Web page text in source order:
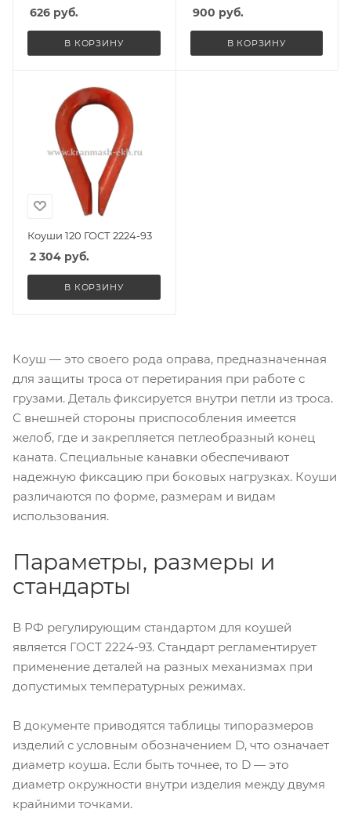
626 руб.
В КОРЗИНУ
900 руб.
В КОРЗИНУ
Коуши 120 ГОСТ 2224-93
2 304 руб.
В КОРЗИНУ
Коуш — это своего рода оправа, предназначенная
для защиты троса от перетирания при работе с
грузами. Деталь фиксируется внутри петли из троса.
С внешней стороны приспособления имеется
желоб, где и закрепляется петлеобразный конец
каната. Специальные канавки обеспечивают
надежную фиксацию при боковых нагрузках. Коуши
различаются по форме, размерам и видам
использования.
Параметры, размеры и
стандарты
В РФ регулирующим стандартом для коушей
является ГОСТ 2224-93. Стандарт регламентирует
применение деталей на разных механизмах при
допустимых температурных режимах.
В документе приводятся таблицы типоразмеров
изделий с условным обозначением D, что означает
диаметр коуша. Если быть точнее, то D — это
диаметр окружности внутри изделия между двумя
крайними точками.